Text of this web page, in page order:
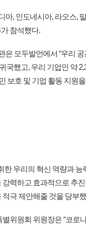
아, 인도네시아, 라오스,
참석했다.
은 모두발언에서 “우리
국했고, 우리 기업인 약
보호 및 기업 활동 지원
한 우리의 혁신 역량과
력하고 효과적으로 추
극 제안해줄 것을 당부
위원회 위원장은 “코로